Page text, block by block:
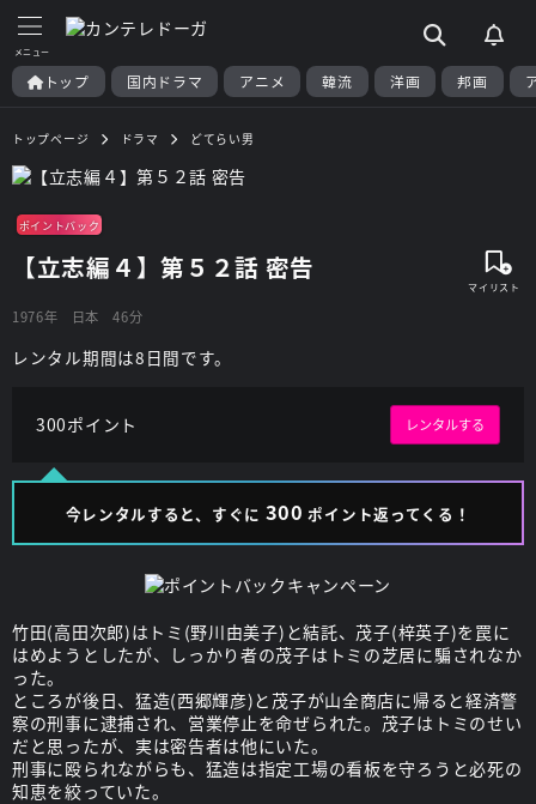
トップ 国内ドラマ アニメ 韓流 洋画 邦画
トップページ ドラマ どてらい男
ポイントバック
【立志編４】第５２話 密告
1976年 日本 46分
レンタル期間は8日間です。
300ポイント レンタルする
今レンタルすると、すぐに 300 ポイント返ってくる！
竹田(高田次郎)はトミ(野川由美子)と結託、茂子(梓英子)を罠に
はめようとしたが、しっかり者の茂子はトミの芝居に騙されなか
った。
ところが後日、猛造(西郷輝彦)と茂子が山全商店に帰ると経済警
察の刑事に逮捕され、営業停止を命ぜられた。茂子はトミのせい
だと思ったが、実は密告者は他にいた。
刑事に殴られながらも、猛造は指定工場の看板を守ろうと必死の
知恵を絞っていた。